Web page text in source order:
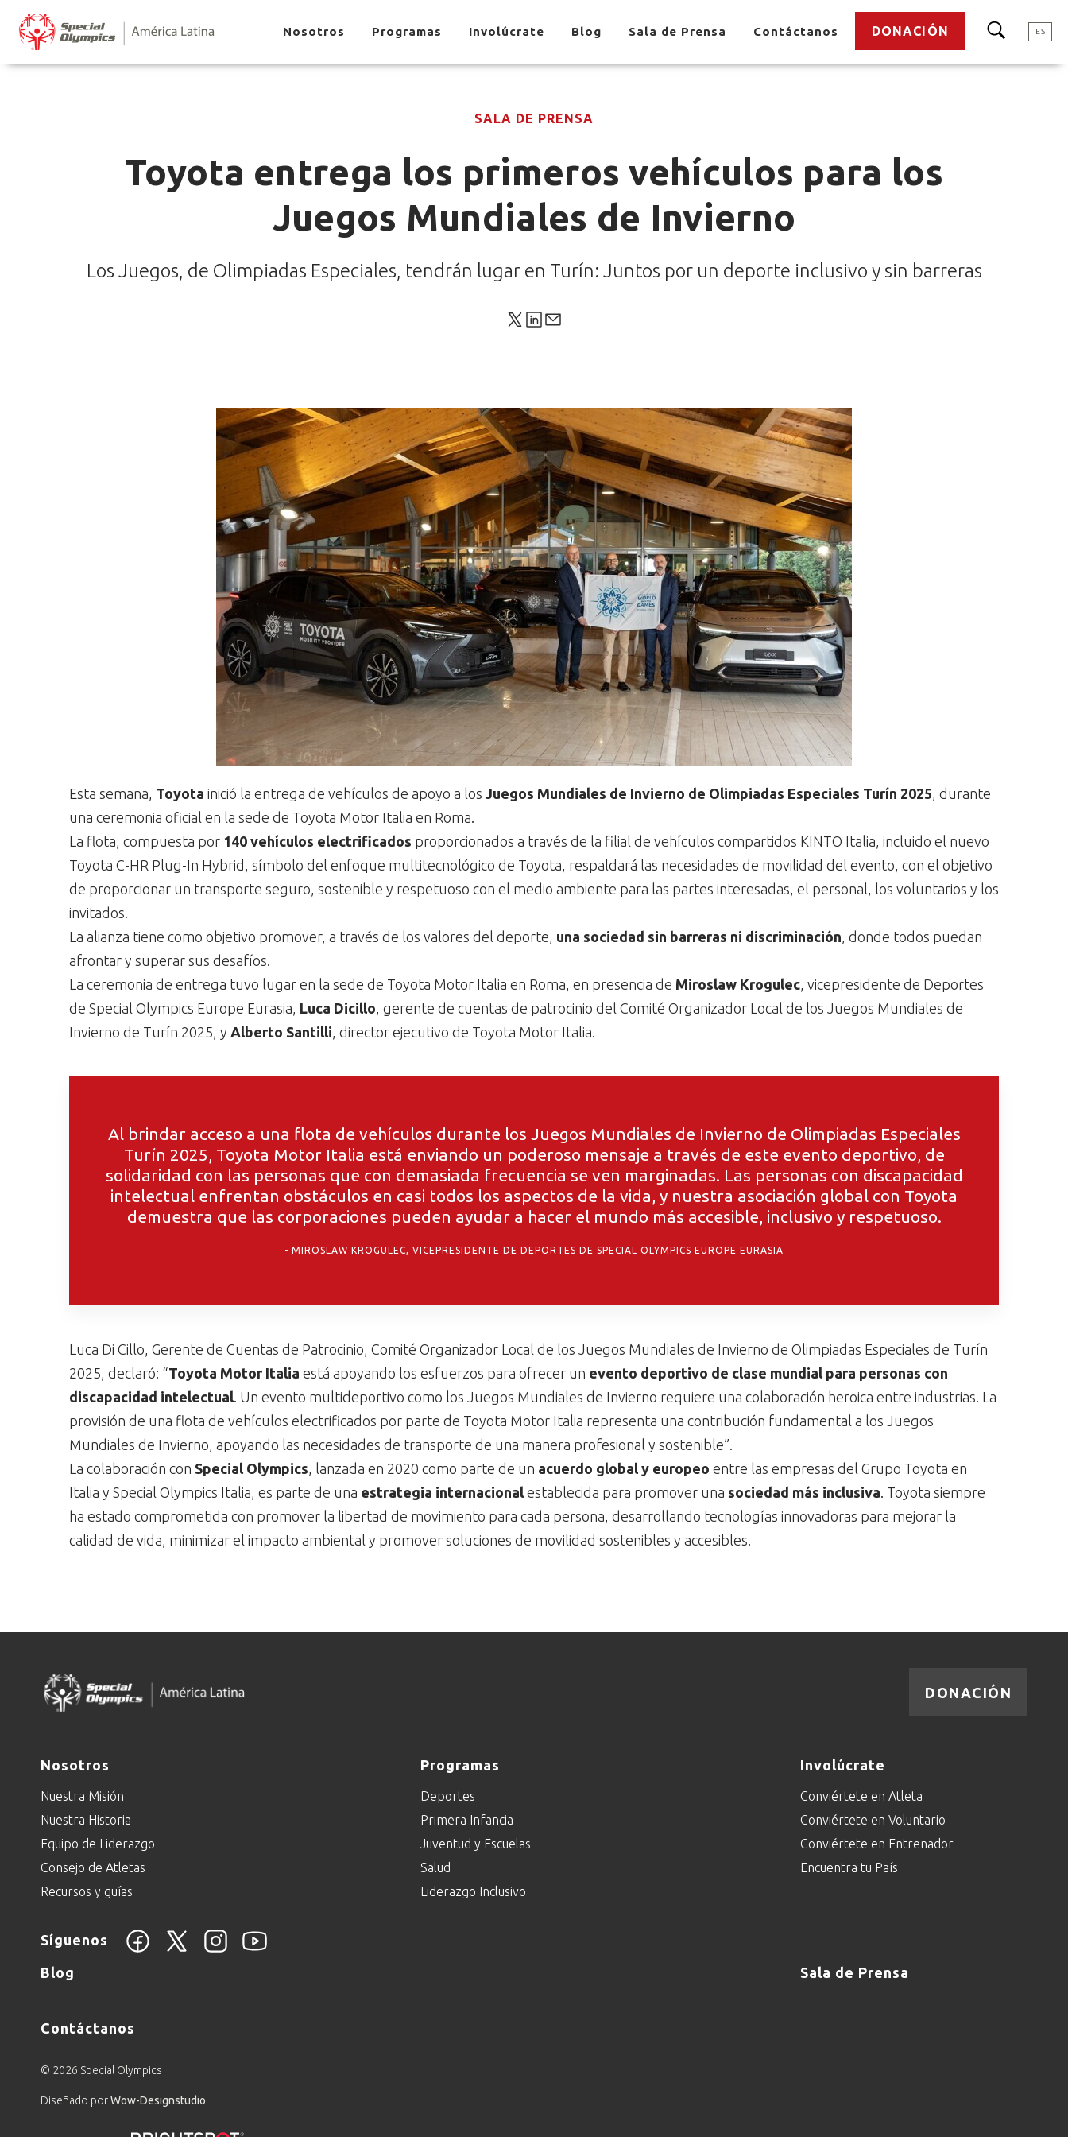
Nosotros Programas Involúcrate Blog Sala de Prensa Contáctanos DONACIÓN ES
SALA DE PRENSA
Toyota entrega los primeros vehículos para los
Juegos Mundiales de Invierno
Los Juegos, de Olimpiadas Especiales, tendrán lugar en Turín: Juntos por un deporte inclusivo y sin barreras
Esta semana, Toyota inició la entrega de vehículos de apoyo a los Juegos Mundiales de Invierno de Olimpiadas Especiales Turín 2025, durante
una ceremonia oficial en la sede de Toyota Motor Italia en Roma.
La flota, compuesta por 140 vehículos electrificados proporcionados a través de la filial de vehículos compartidos KINTO Italia, incluido el nuevo
Toyota C-HR Plug-In Hybrid, símbolo del enfoque multitecnológico de Toyota, respaldará las necesidades de movilidad del evento, con el objetivo
de proporcionar un transporte seguro, sostenible y respetuoso con el medio ambiente para las partes interesadas, el personal, los voluntarios y los
invitados.
La alianza tiene como objetivo promover, a través de los valores del deporte, una sociedad sin barreras ni discriminación, donde todos puedan
afrontar y superar sus desafíos.
La ceremonia de entrega tuvo lugar en la sede de Toyota Motor Italia en Roma, en presencia de Miroslaw Krogulec, vicepresidente de Deportes
de Special Olympics Europe Eurasia, Luca Dicillo, gerente de cuentas de patrocinio del Comité Organizador Local de los Juegos Mundiales de
Invierno de Turín 2025, y Alberto Santilli, director ejecutivo de Toyota Motor Italia.
Al brindar acceso a una flota de vehículos durante los Juegos Mundiales de Invierno de Olimpiadas Especiales
Turín 2025, Toyota Motor Italia está enviando un poderoso mensaje a través de este evento deportivo, de
solidaridad con las personas que con demasiada frecuencia se ven marginadas. Las personas con discapacidad
intelectual enfrentan obstáculos en casi todos los aspectos de la vida, y nuestra asociación global con Toyota
demuestra que las corporaciones pueden ayudar a hacer el mundo más accesible, inclusivo y respetuoso.
MIROSLAW KROGULEC, VICEPRESIDENTE DE DEPORTES DE SPECIAL OLYMPICS EUROPE EURASIA
Luca Di Cillo, Gerente de Cuentas de Patrocinio, Comité Organizador Local de los Juegos Mundiales de Invierno de Olimpiadas Especiales de Turín
2025, declaró: “Toyota Motor Italia está apoyando los esfuerzos para ofrecer un evento deportivo de clase mundial para personas con
discapacidad intelectual. Un evento multideportivo como los Juegos Mundiales de Invierno requiere una colaboración heroica entre industrias. La
provisión de una flota de vehículos electrificados por parte de Toyota Motor Italia representa una contribución fundamental a los Juegos
Mundiales de Invierno, apoyando las necesidades de transporte de una manera profesional y sostenible”.
La colaboración con Special Olympics, lanzada en 2020 como parte de un acuerdo global y europeo entre las empresas del Grupo Toyota en
Italia y Special Olympics Italia, es parte de una estrategia internacional establecida para promover una sociedad más inclusiva. Toyota siempre
ha estado comprometida con promover la libertad de movimiento para cada persona, desarrollando tecnologías innovadoras para mejorar la
calidad de vida, minimizar el impacto ambiental y promover soluciones de movilidad sostenibles y accesibles.
DONACIÓN
Nosotros
Nuestra Misión
Nuestra Historia
Equipo de Liderazgo
Consejo de Atletas
Recursos y guías
Programas
Deportes
Primera Infancia
Juventud y Escuelas
Salud
Liderazgo Inclusivo
Involúcrate
Conviértete en Atleta
Conviértete en Voluntario
Conviértete en Entrenador
Encuentra tu País
Síguenos
Blog Sala de Prensa
Contáctanos
© 2026 Special Olympics
Diseñado porWow-Designstudio